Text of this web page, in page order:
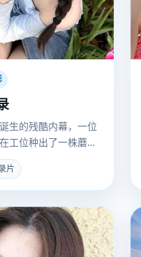
生的残酷内幕，一位
工位种出了一株蘑
片